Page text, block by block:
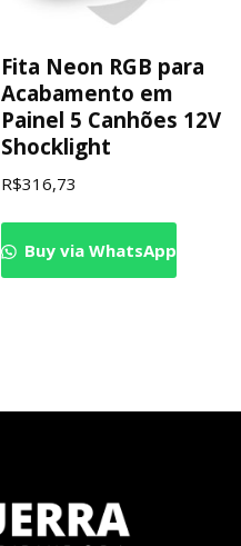
Fita Neon RGB para
Acabamento em
Painel 5 Canhões 12V
Shocklight
R$316,73
Buy via WhatsApp